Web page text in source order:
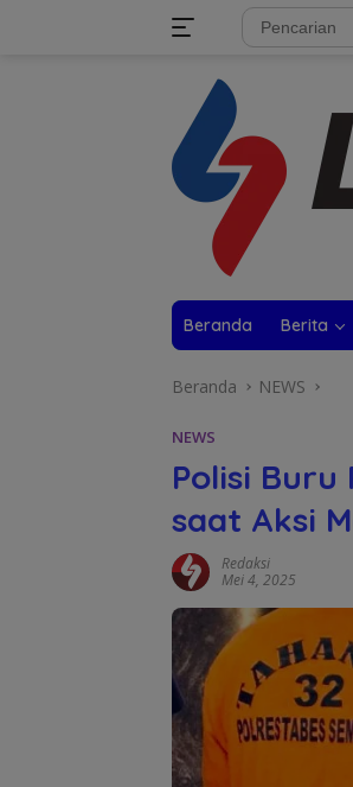
Beranda Berita
Beranda NEWS
NEWS
Polisi
saat Aksi
Redaksi
Mei 4, 2025